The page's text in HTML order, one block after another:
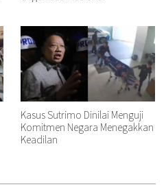
Kasus Sutrimo Dinilai Menguji
Komitmen Negara Menegakkan
Keadilan